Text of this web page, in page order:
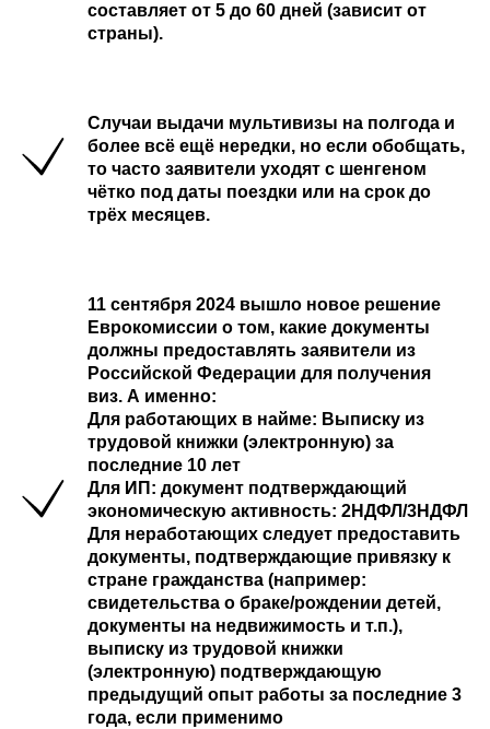
составляет от 5 до 60 дней (зависит от
страны).
Случаи выдачи мультивизы на полгода и
более всё ещё нередки, но если обобщать,
то часто заявители уходят с шенгеном
чётко под даты поездки или на срок до
трёх месяцев.
11 сентября 2024 вышло новое решение
Еврокомиссии о том, какие документы
должны предоставлять заявители из
Российской Федерации для получения
виз. А именно:
Для работающих в найме: Выписку из
трудовой книжки (электронную) за
последние 10 лет
Для ИП: документ подтверждающий
экономическую активность: 2НДФЛ/3НДФЛ
Для неработающих следует предоставить
документы, подтверждающие привязку к
стране гражданства (например:
свидетельства о браке/рождении детей,
документы на недвижимость и т.п.),
выписку из трудовой книжки
(электронную) подтверждающую
предыдущий опыт работы за последние 3
года, если применимо